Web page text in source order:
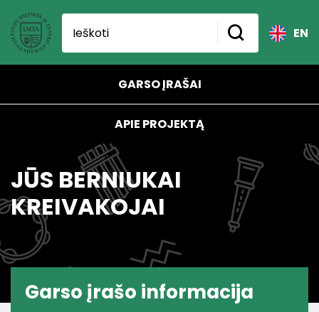
EN
GARSO ĮRAŠAI
APIE PROJEKTĄ
JŪS BERNIUKAI
KREIVAKOJAI
Garso įrašo informacija